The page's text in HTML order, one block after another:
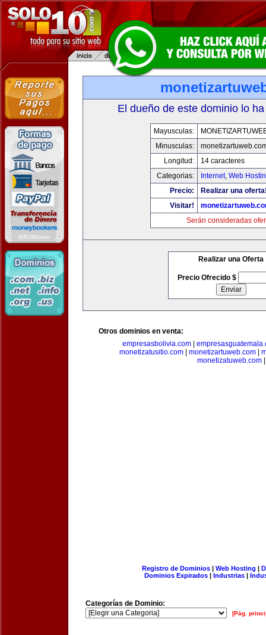
El dueño de este dominio lo
Mayusculas:
Minusculas:
Longitud:
14 caracteres
Categorias:
Internet, Web
Precio:
Realizar una
Visitar!
Serán consideradas
Realizar una Oferta
Precio Ofrecido $
Otros dominios en venta:
empresasbolivia.com
monetizatusitio.com
monetizartuweb.com
monetizatuweb.com|
Registro de Dominios| Web Hosting |
Dominios Expirados | Industrias |
Categorías de Dominio:
[Pág.